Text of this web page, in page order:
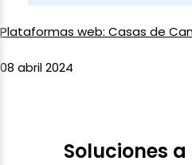
Plataformas web: Casas de
08 abril 2024
Soluciones